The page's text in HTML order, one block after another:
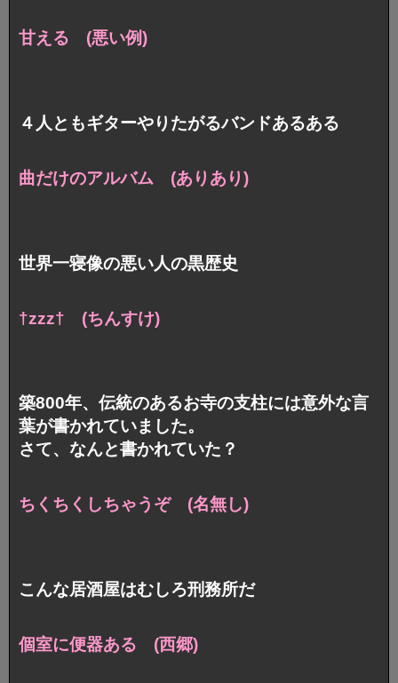
甘える (悪い例)
４人ともギターやりたがるバンドあるある
曲だけのアルバム (ありあり)
世界一寝像の悪い人の黒歴史
†zzz† (ちんすけ)
築800年、伝統のあるお寺の支柱には意外な言
葉が書かれていました。
さて、なんと書かれていた？
ちくちくしちゃうぞ (名無し)
こんな居酒屋はむしろ刑務所だ
個室に便器ある (西郷)